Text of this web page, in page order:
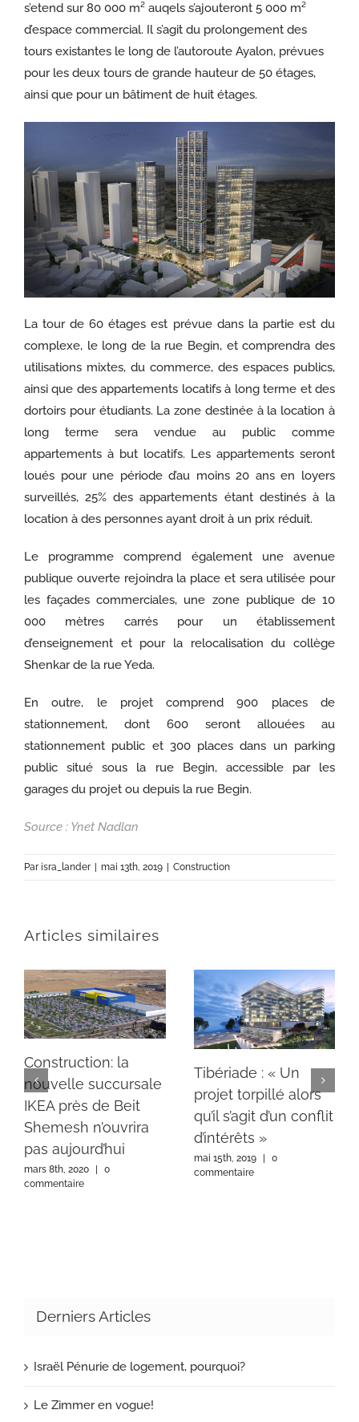
s’etend sur 80 000 m² auqels s’ajouteront 5 000 m²
d’espace commercial. Il s’agit du prolongement des
tours existantes le long de l’autoroute Ayalon, prévues
pour les deux tours de grande hauteur de 50 étages,
ainsi que pour un bâtiment de huit étages.
La tour de 60 étages est prévue dans la partie est du
complexe, le long de la rue Begin, et comprendra des
utilisations mixtes, du commerce, des espaces publics,
ainsi que des appartements locatifs à long terme et des
dortoirs pour étudiants. La zone destinée à la location à
long terme sera vendue au public comme
appartements à but locatifs. Les appartements seront
loués pour une période d’au moins 20 ans en loyers
surveillés, 25% des appartements étant destinés à la
location à des personnes ayant droit à un prix réduit.
Le programme comprend également une avenue
publique ouverte rejoindra la place et sera utilisée pour
les façades commerciales, une zone publique de 10
000 mètres carrés pour un établissement
d’enseignement et pour la relocalisation du collège
Shenkar de la rue Yeda.
En outre, le projet comprend 900 places de
stationnement, dont 600 seront allouées au
stationnement public et 300 places dans un parking
public situé sous la rue Begin, accessible par les
garages du projet ou depuis la rue Begin.
Source : Ynet Nadlan
Parisra_lander | mai 13th, 2019 | Construction
Articles similaires
Construction: la
nouvelle succursale
IKEA près de Beit
Shemesh n’ouvrira
pas aujourd’hui
mars 8th, 2020 |
0
commentaire
Tibériade : « Un
projet torpillé alors
qu’il s’agit d’un conflit
d’intérêts »
mai 15th, 2019 |
0
commentaire
Derniers Articles
Israël Pénurie de logement, pourquoi?
Le Zimmer en vogue!